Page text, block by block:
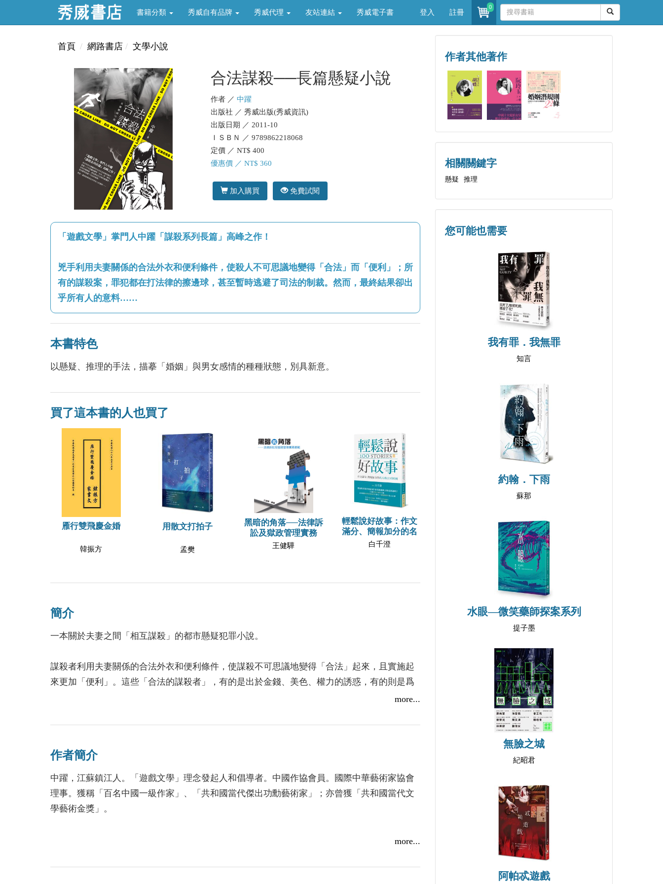
書籍分類 秀威自有品牌 秀威代理 友站連結 秀威電子書 登入 註冊
0
首頁 網路書店 文學小說
合法謀殺──長篇懸疑小說
作者 ／ 中躍
出版社 ／ 秀威出版(秀威資訊)
出版日期 ／ 2011-10
ＩＳＢＮ ／ 9789862218068
定價 ／ NT$ 400
優惠價 ／ NT$ 360
加入購買 免費試閱
「遊戲文學」掌門人中躍「謀殺系列長篇」高峰之作！
兇手利用夫妻關係的合法外衣和便利條件，使殺人不可思議地變得「合法」而「便利」；所
有的謀殺案，罪犯都在打法律的擦邊球，甚至暫時逃避了司法的制裁。然而，最終結果卻出
乎所有人的意料……
本書特色
以懸疑、推理的手法，描摹「婚姻」與男女感情的種種狀態，別具新意。
買了這本書的人也買了
雁行雙飛慶金婚
韓振方
用散文打拍子
孟樊
黑暗的角落──法律訴
訟及獄政管理實務
王健驊
輕鬆說好故事：作文
滿分、簡報加分的名
白千澄
簡介
一本關於夫妻之間「相互謀殺」的都市懸疑犯罪小說。
謀殺者利用夫妻關係的合法外衣和便利條件，使謀殺不可思議地變得「合法」起來，且實施起
來更加「便利」。這些「合法的謀殺者」，有的是出於金錢、美色、權力的誘惑，有的則是爲
那些被謀殺者，有的成了無辜的犧牲品，有的是自身的精神、心理出了問題，有的則是人渣、
more...
作者簡介
中躍，江蘇鎮江人。「遊戲文學」理念發起人和倡導者。中國作協會員。國際中華藝術家協會
理事。獲稱「百名中國一級作家」、「共和國當代傑出功勳藝術家」；亦曾獲「共和國當代文
學藝術金獎」。
至今已在《人民文學》、《收穫》等海內外名刊發表小說逾二百萬字。作品多次被《詩選
的《中國最佳短篇小說精選》。小說《世紀病毒》被收入《中國文學五十年》歷史文獻。部分
more...
作者其他著作
相關關鍵字
懸疑 推理
您可能也需要
我有罪．我無罪
知言
約翰．下雨
蘇那
水眼—微笑藥師探案系列
提子墨
無臉之城
紀昭君
阿帕忒遊戲